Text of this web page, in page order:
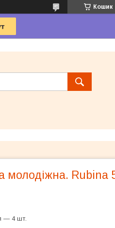
Кошик
молодіжна. Rubina
— 4 шт.